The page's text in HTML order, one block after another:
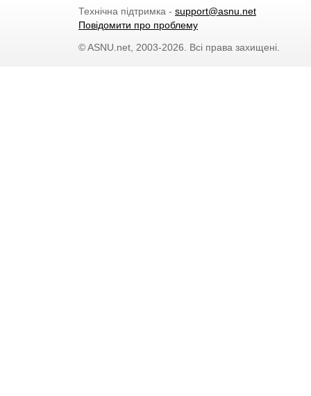
Технічна підтримка - support@asnu.net
Повідомити про проблему
© ASNU.net, 2003-2026. Всі права захищені.